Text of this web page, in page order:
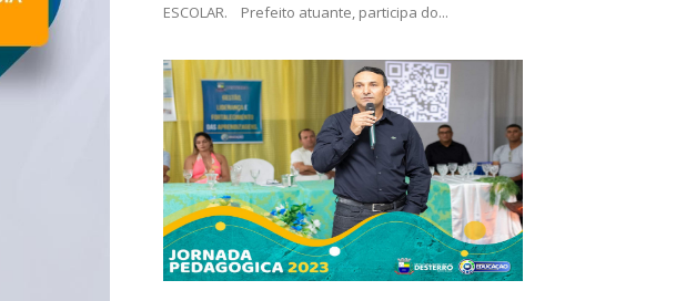
ESCOLAR. Prefeito atuante, participa do...